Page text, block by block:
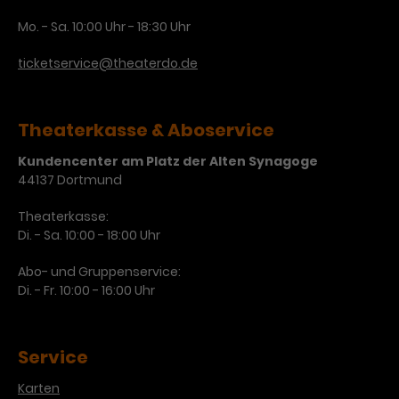
Anbieter Google Analytics
Laufzeit 1 Minute
Zweck
gesetztes Cookie. Bestimmte
pro Minute an Google Analytics
unterbunden.
Laufzeit 3 Monate
Dieses Cookie wird verwendet, um
Remarketing-Funktionen
bereitzustellen.
Name IDE
Anbieter Google / DoubleClick
Zweck
Mo. - Sa. 10:00 Uhr - 18:30 Uhr
ticketservice@theaterdo.de
Theaterkasse & Aboservice
Kundencenter am Platz der Alten Synagoge
44137 Dortmund
Theaterkasse:
Di. - Sa. 10:00 - 18:00 Uhr
Abo- und Gruppenservice:
Di. - Fr. 10:00 - 16:00 Uhr
Service
Karten